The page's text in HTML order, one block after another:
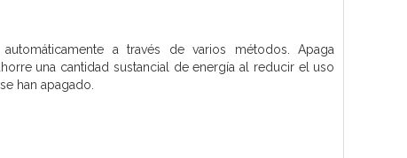
a través de varios métodos. Apaga
una cantidad sustancial de energía al reducir el uso
han apagado.